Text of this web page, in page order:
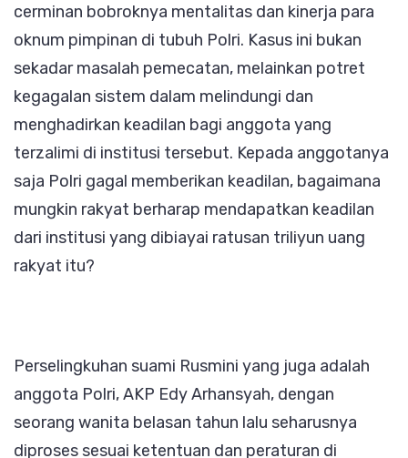
di
cerminan bobroknya mentalitas dan kinerja para
oknum pimpinan di tubuh Polri. Kasus ini bukan
sekadar masalah pemecatan, melainkan potret
kegagalan sistem dalam melindungi dan
menghadirkan keadilan bagi anggota yang
terzalimi di institusi tersebut. Kepada anggotanya
saja Polri gagal memberikan keadilan, bagaimana
mungkin rakyat berharap mendapatkan keadilan
dari institusi yang dibiayai ratusan triliyun uang
rakyat itu?
Perselingkuhan suami Rusmini yang juga adalah
anggota Polri, AKP Edy Arhansyah, dengan
seorang wanita belasan tahun lalu seharusnya
diproses sesuai ketentuan dan peraturan di